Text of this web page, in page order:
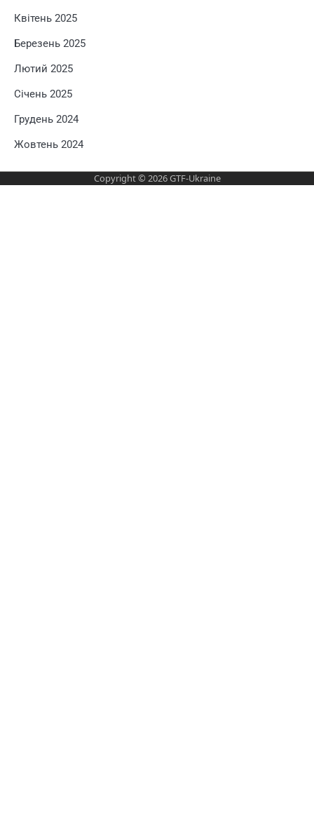
Квітень 2025
Березень 2025
Лютий 2025
Січень 2025
Грудень 2024
Жовтень 2024
Copyright © 2026GTF-Ukraine